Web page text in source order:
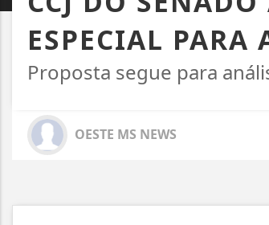
ESPECIAL PARA
Proposta segue para
OESTE MS NEWS